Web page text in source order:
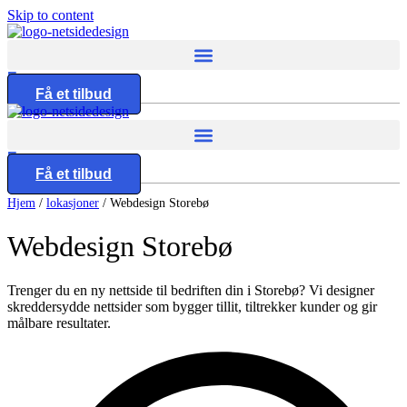
Skip to content
Eng
Få et tilbud
Eng
Få et tilbud
Designtjenester
UI UX Design
Webapplikasjonsdesign
Tilpasset Webdesign
B2B e-handels webdesign
Utviklingstjenester
Frontend utvikling
Nettsideutvikling
Reise og gjestfrihet
Byggetjenester
Byggefirmaer
Helsevesen og velvære
Klinikker
Hvem vi er og hva vi gjør.
Karrierer
Vanlige spørsmål
Nettsteddesign- og utviklingsbyrå i Norge
Få et tilbud
Hjem / lokasjoner / Webdesign Storebø
Webdesign Storebø
Trenger du en ny nettside til bedriften din i Storebø? Vi designer
skreddersydde nettsider som bygger tillit, tiltrekker kunder og gir
målbare resultater.